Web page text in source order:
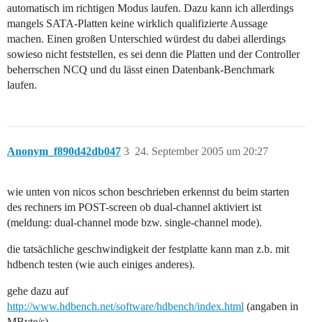
automatisch im richtigen Modus laufen. Dazu kann ich allerdings
mangels SATA-Platten keine wirklich qualifizierte Aussage
machen. Einen großen Unterschied würdest du dabei allerdings
sowieso nicht feststellen, es sei denn die Platten und der Controller
beherrschen NCQ und du lässt einen Datenbank-Benchmark
laufen.
Anonym_f890d42db047 24. September 2005 um 20:27
3
wie unten von nicos schon beschrieben erkennst du beim starten
des rechners im POST-screen ob dual-channel aktiviert ist
(meldung: dual-channel mode bzw. single-channel mode).
die tatsächliche geschwindigkeit der festplatte kann man z.b. mit
hdbench testen (wie auch einiges anderes).
gehe dazu auf
http://www.hdbench.net/software/hdbench/index.html (angaben in